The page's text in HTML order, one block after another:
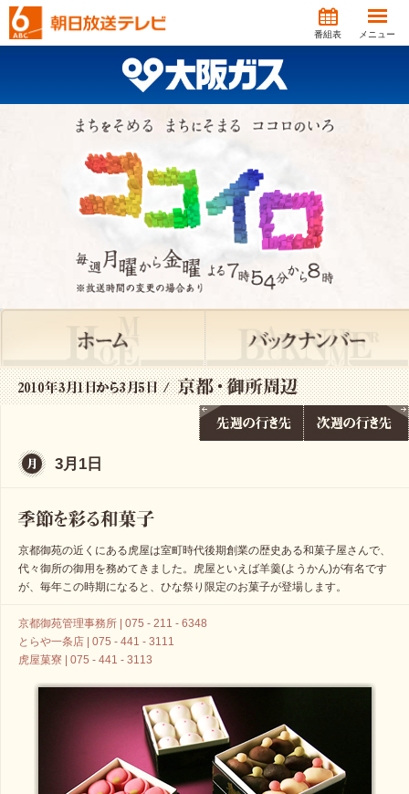
番組表 メニュー
3月1日
京都御苑の近くにある虎屋は室町時代後期創業の歴史ある和菓子屋さんで、
代々御所の御用を務めてきました。虎屋といえば羊羹(ようかん)が有名です
が、毎年この時期になると、ひな祭り限定のお菓子が登場します。
京都御苑管理事務所 | 075 - 211 - 6348
とらや一条店 | 075 - 441 - 3111
虎屋菓寮 | 075 - 441 - 3113